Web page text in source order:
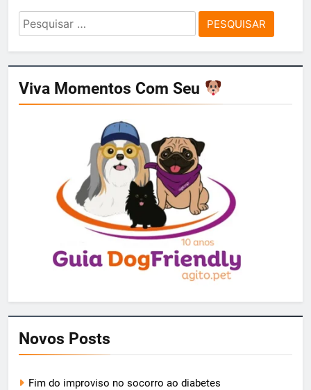
Pesquisar
por:
Viva Momentos Com Seu
Novos Posts
Fim do improviso no socorro ao diabetes